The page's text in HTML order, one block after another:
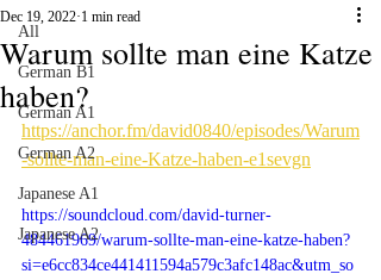
All
German B1
German A1
German A2
Japanese A1
Japanese A2
Warum sollte man eine Katze
haben?
Dec 19, 2022 1 min read
https://anchor.fm/david0840/episodes/Warum
-sollte-man-eine-Katze-haben-e1sevgn
https://soundcloud.com/david-turner-
484461969/warum-sollte-man-eine-katze-haben?
si=e6cc834ce441411594a579c3afc148ac&utm_so